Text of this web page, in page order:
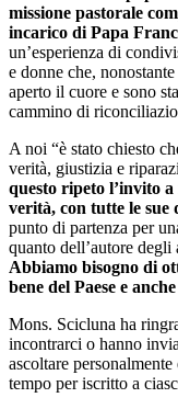
missione pastorale
incarico di Papa
un’esperienza di
e donne che,
aperto il cuore e sono
cammino di
A noi “è stato chiesto
verità, giustizia e
questo ripeto l’invito
verità, con tutte le sue
punto di partenza per
quanto dell’autore
Abbiamo bisogno di
bene del Paese e
Mons. Scicluna ha
incontrarci o hanno
ascoltare
tempo per iscritto a